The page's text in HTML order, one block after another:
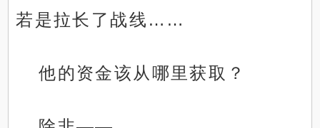
若是拉长了战线……
他的资金该从哪里获取？